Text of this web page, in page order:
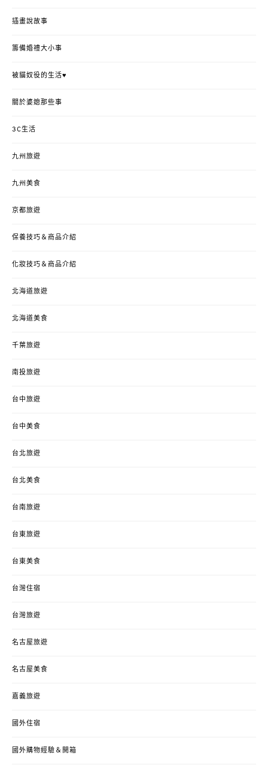
插畫說故事
籌備婚禮大小事
被貓奴役的生活♥
關於婆媳那些事
3C生活
九州旅遊
九州美食
京都旅遊
保養技巧＆商品介紹
化妝技巧＆商品介紹
北海道旅遊
北海道美食
千葉旅遊
南投旅遊
台中旅遊
台中美食
台北旅遊
台北美食
台南旅遊
台東旅遊
台東美食
台灣住宿
台灣旅遊
名古屋旅遊
名古屋美食
嘉義旅遊
國外住宿
國外購物經驗＆開箱